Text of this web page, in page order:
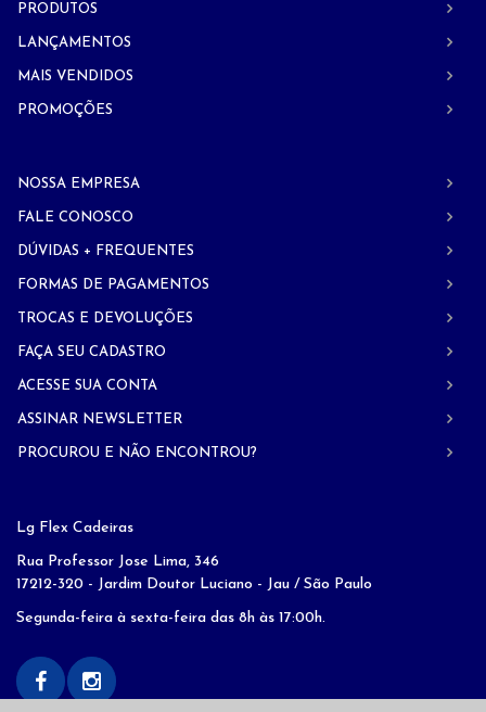
PRODUTOS
LANÇAMENTOS
MAIS VENDIDOS
PROMOÇÕES
NOSSA EMPRESA
FALE CONOSCO
DÚVIDAS + FREQUENTES
FORMAS DE PAGAMENTOS
TROCAS E DEVOLUÇÕES
FAÇA SEU CADASTRO
ACESSE SUA CONTA
ASSINAR NEWSLETTER
PROCUROU E NÃO ENCONTROU?
Lg Flex Cadeiras
Rua Professor Jose Lima, 346
17212-320 - Jardim Doutor Luciano - Jau / São Paulo
Segunda-feira à sexta-feira das 8h às 17:00h.